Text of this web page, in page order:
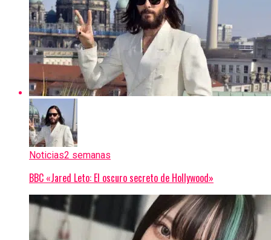
Noticias2 semanas
BBC «Jared Leto: El oscuro secreto de Hollywood»